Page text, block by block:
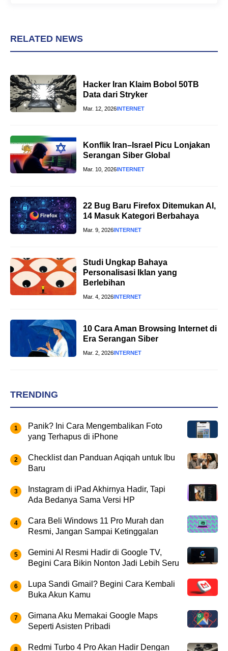
RELATED NEWS
Hacker Iran Klaim Bobol 50TB
Data dari Stryker
Mar. 12, 2026INTERNET
Konflik Iran–Israel Picu Lonjakan
Serangan Siber Global
Mar. 10, 2026INTERNET
22 Bug Baru Firefox Ditemukan AI,
14 Masuk Kategori Berbahaya
Mar. 9, 2026INTERNET
Studi Ungkap Bahaya
Personalisasi Iklan yang
Berlebihan
Mar. 4, 2026INTERNET
10 Cara Aman Browsing Internet di
Era Serangan Siber
Mar. 2, 2026INTERNET
TRENDING
Panik? Ini Cara Mengembalikan Foto
yang Terhapus di iPhone
Checklist dan Panduan Aqiqah untuk Ibu
Baru
Instagram di iPad Akhirnya Hadir, Tapi
Ada Bedanya Sama Versi HP
Cara Beli Windows 11 Pro Murah dan
Resmi, Jangan Sampai Ketinggalan
Gemini AI Resmi Hadir di Google TV,
Begini Cara Bikin Nonton Jadi Lebih Seru
Lupa Sandi Gmail? Begini Cara Kembali
Buka Akun Kamu
Gimana Aku Memakai Google Maps
Seperti Asisten Pribadi
Redmi Turbo 4 Pro Akan Hadir Dengan